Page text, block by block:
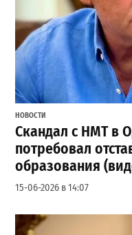
НОВОСТИ
Скандал с НМТ в
потребовал
образования
15-06-2026 в 14:07